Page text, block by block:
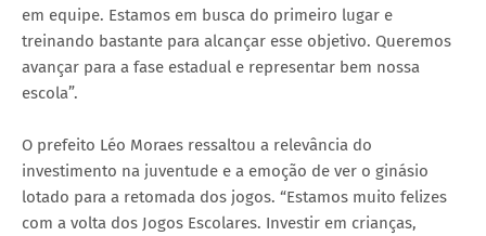
em equipe. Estamos em busca do primeiro lugar e
treinando bastante para alcançar esse objetivo. Queremos
avançar para a fase estadual e representar bem nossa
escola”.
O prefeito Léo Moraes ressaltou a relevância do
investimento na juventude e a emoção de ver o ginásio
lotado para a retomada dos jogos. “Estamos muito felizes
com a volta dos Jogos Escolares. Investir em crianças,